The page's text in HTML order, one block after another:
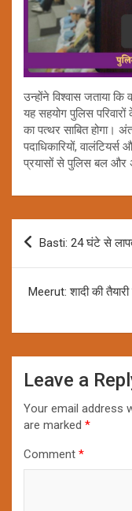
उन्होंने विश्वास जताया
यह सहयोग पुलिस
का पत्थर साबित होगा।
पदाधिकारियों,
प्रयासों से पुलिस बल
Post
Basti: 24 घंटे से
Meerut: शादी की
Leave a
Your email address
are marked *
Comment *